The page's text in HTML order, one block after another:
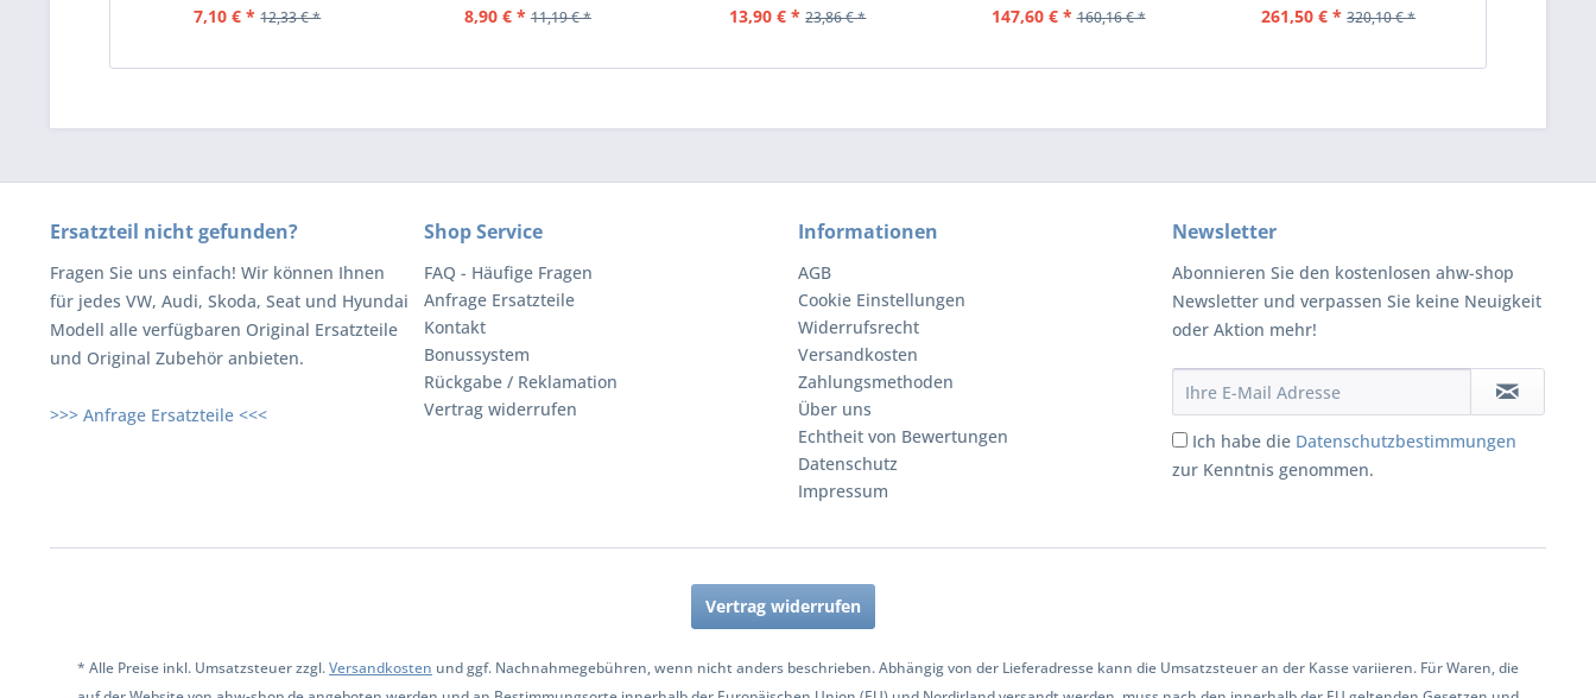
7,10 € * 12,33 € * 8,90 € * 11,19 € * 13,90 € * 23,86 € * 147,60 € * 160,16 € * 261,50 € * 320,10 € *
Ersatzteil nicht gefunden?
Fragen Sie uns einfach! Wir können Ihnen
für jedes VW, Audi, Skoda, Seat und Hyundai
Modell alle verfügbaren Original Ersatzteile
und Original Zubehör anbieten.
>>> Anfrage Ersatzteile <<<
Shop Service
FAQ - Häufige Fragen
Anfrage Ersatzteile
Kontakt
Bonussystem
Rückgabe / Reklamation
Vertrag widerrufen
Informationen
AGB
Cookie Einstellungen
Widerrufsrecht
Versandkosten
Zahlungsmethoden
Über uns
Echtheit von Bewertungen
Datenschutz
Impressum
Newsletter
Abonnieren Sie den kostenlosen ahw-shop
Newsletter und verpassen Sie keine Neuigkeit
oder Aktion mehr!
Ich habe die Datenschutzbestimmungen
zur Kenntnis genommen.
Vertrag widerrufen
* Alle Preise inkl. Umsatzsteuer zzgl.Versandkosten und ggf. Nachnahmegebühren, wenn nicht anders beschrieben. Abhängig von der Lieferadresse kann die Umsatzsteuer an der Kasse variieren. Für Waren, die